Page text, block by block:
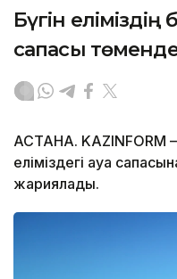
Бүгін еліміздің
сапасы
АСТАНА. KAZINFORM
еліміздегі ауа
жариялады.